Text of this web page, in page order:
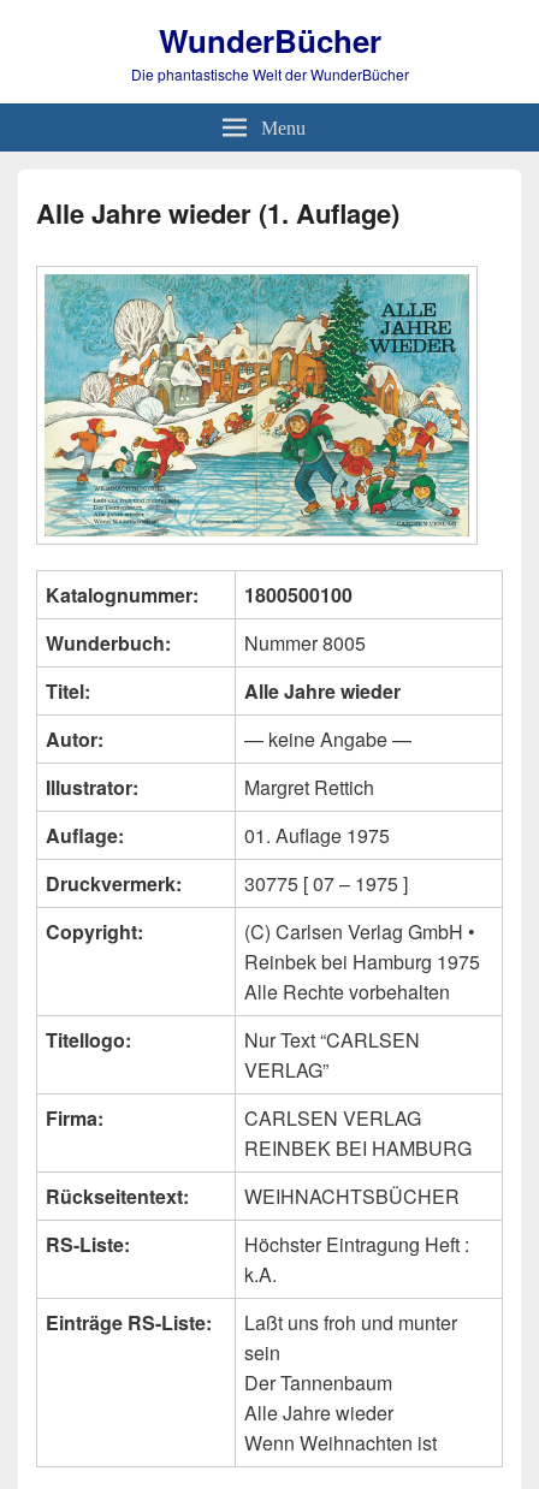
WunderBücher
Die phantastische Welt der WunderBücher
Menu
Alle Jahre wieder (1. Auflage)
Katalognummer:
1800500100
Wunderbuch:
Nummer 8005
Titel:
Alle Jahre wieder
Autor:
— keine Angabe —
Illustrator:
Margret Rettich
Auflage:
01. Auflage 1975
Druckvermerk:
30775 [ 07 – 1975 ]
Copyright:
(C) Carlsen Verlag GmbH •
Reinbek bei Hamburg 1975
Alle Rechte vorbehalten
Titellogo:
Nur Text “CARLSEN
VERLAG”
Firma:
CARLSEN VERLAG
REINBEK BEI HAMBURG
Rückseitentext:
WEIHNACHTSBÜCHER
RS-Liste:
Höchster Eintragung Heft :
k.A.
Einträge RS-Liste:
Laßt uns froh und munter
sein
Der Tannenbaum
Alle Jahre wieder
Wenn Weihnachten ist